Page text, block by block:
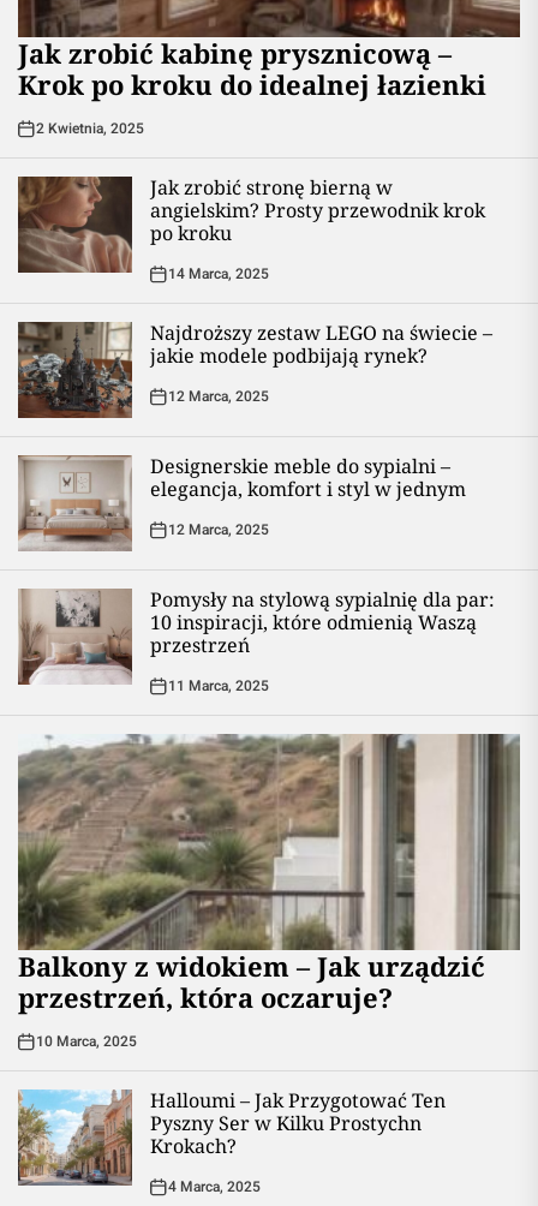
Jak zrobić kabinę prysznicową –
Krok po kroku do idealnej łazienki
2 Kwietnia, 2025
Jak zrobić stronę bierną w
angielskim? Prosty przewodnik krok
po kroku
14 Marca, 2025
Najdroższy zestaw LEGO na świecie –
jakie modele podbijają rynek?
12 Marca, 2025
Designerskie meble do sypialni –
elegancja, komfort i styl w jednym
12 Marca, 2025
Pomysły na stylową sypialnię dla par:
10 inspiracji, które odmienią Waszą
przestrzeń
11 Marca, 2025
Balkony z widokiem – Jak urządzić
przestrzeń, która oczaruje?
10 Marca, 2025
Halloumi – Jak Przygotować Ten
Pyszny Ser w Kilku Prostychn
Krokach?
4 Marca, 2025